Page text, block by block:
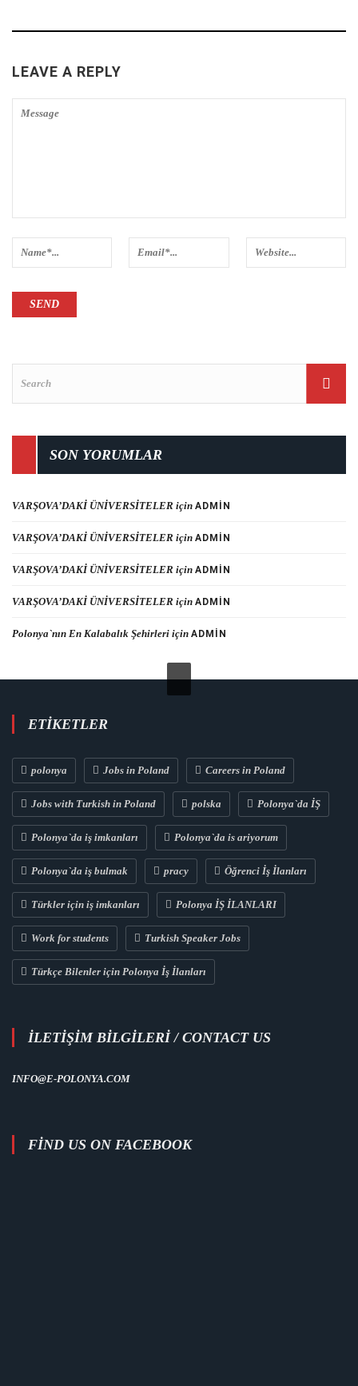
LEAVE A REPLY
SON YORUMLAR
VARŞOVA’DAKİ ÜNİVERSİTELER için ADMIN
VARŞOVA’DAKİ ÜNİVERSİTELER için ADMIN
VARŞOVA’DAKİ ÜNİVERSİTELER için ADMIN
VARŞOVA’DAKİ ÜNİVERSİTELER için ADMIN
Polonya`nın En Kalabalık Şehirleri için ADMIN
ETIKETLER
polonya Jobs in Poland Careers in Poland
Jobs with Turkish in Poland polska Polonya`da İŞ
Polonya`da iş imkanları Polonya`da is ariyorum
Polonya`da iş bulmak pracy Öğrenci İş İlanları
Türkler için iş imkanları Polonya İŞ İLANLARI
Work for students Turkish Speaker Jobs
Türkçe Bilenler için Polonya İş İlanları
İLETİŞİM BİLGİLERİ / CONTACT US
INFO@E-POLONYA.COM
FIND US ON FACEBOOK